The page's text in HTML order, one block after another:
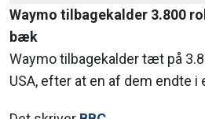
Waymo tilbagekalder 3.800
bæk
Waymo tilbagekalder tæt på
USA, efter at en af dem endte i